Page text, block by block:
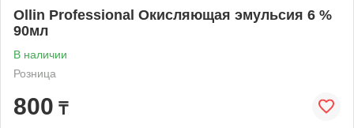
Ollin Professional Окисляющая эмульсия 6 %
90мл
В наличии
Розница
800 ₸